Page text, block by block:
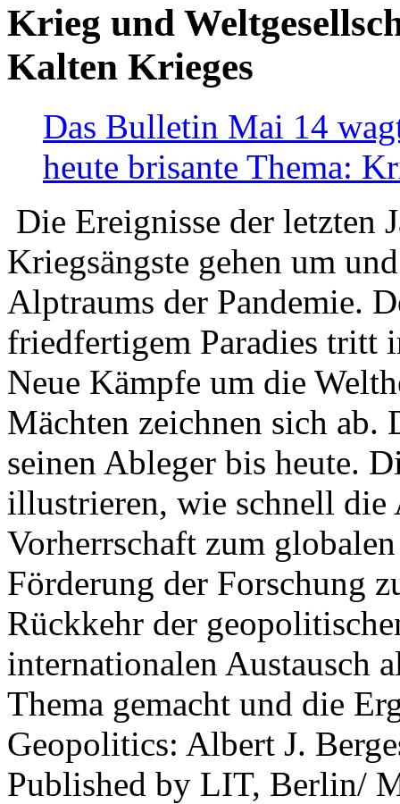
Krieg und
Kalten Krieges
Das Bulletin Mai 14
heute brisante Thema:
Die Ereignisse der letzten
Kriegsängste gehen um
Alptraums der Pandemie.
friedfertigem Paradies tritt
Neue Kämpfe um die
Mächten zeichnen sich
seinen Ableger bis heute.
illustrieren, wie schnell die
Vorherrschaft zum
Förderung der Forschung
Rückkehr der
internationalen Austausch
Thema gemacht und die
Geopolitics: Albert J.
Published by LIT, Berlin/